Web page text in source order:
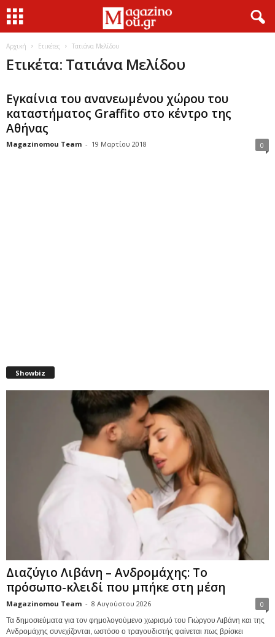
Αρχική Ετικέτες Τατιάνα Μελίδου
Ετικέτα: Τατιάνα Μελίδου
Εγκαίνια του ανανεωμένου χώρου του
καταστήματος Graffito στο κέντρο της
Αθήνας
Magazinomou Team - 19 Μαρτίου 2018 0
Showbiz
Διαζύγιο Λιβάνη – Ανδρομάχης: Το
πρόσωπο-κλειδί που μπήκε στη μέση
Magazinomou Team - 8 Αυγούστου 2026 0
Τα δημοσιεύματα για τον φημολογούμενο χωρισμό του Γιώργου Λιβάνη και της
Ανδρομάχης συνεχίζονται, ωστόσο ο τραγουδιστής φαίνεται πως βρίσκει